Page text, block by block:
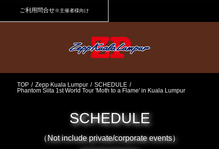
ご利用問合せ※主催者様向け
TOP Zepp Kuala Lumpur
SCHEDULE
Phantom Siita 1st World Tour 'Moth to a Flame' in Kuala Lumpur
SCHEDULE
（Not include private/corporate events）